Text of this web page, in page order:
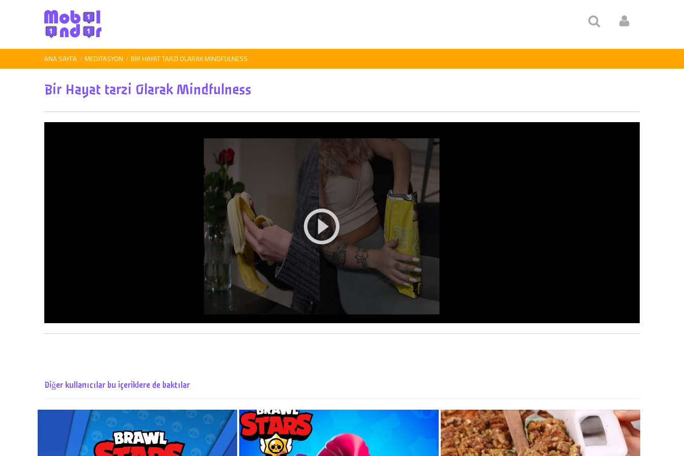
ANA SAYFA MEDITASYON BIR HAYAT TARZI OLARAK MINDFULNESS
Bir Hayat tarzi Olarak Mindfulness
Diğer kullanıcılar bu içeriklere de baktılar